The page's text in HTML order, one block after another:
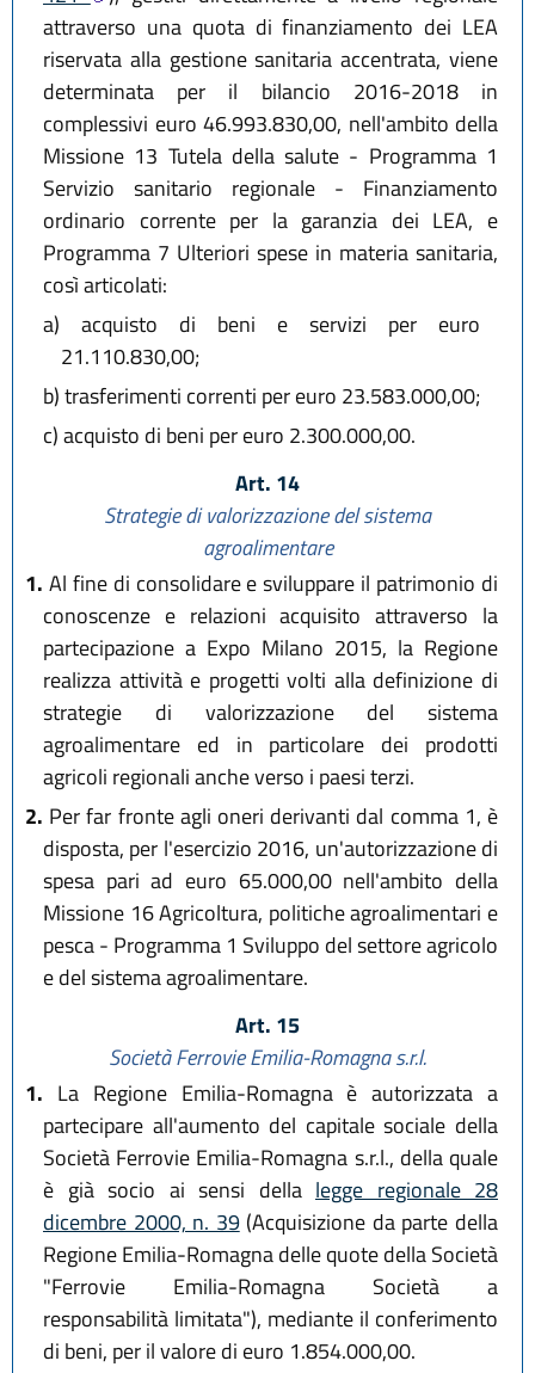
attraverso una quota di finanziamento dei LEA
riservata alla gestione sanitaria accentrata, viene
determinata per il bilancio 2016-2018 in
complessivi euro 46.993.830,00, nell'ambito della
Missione 13 Tutela della salute - Programma 1
Servizio sanitario regionale - Finanziamento
ordinario corrente per la garanzia dei LEA, e
Programma 7 Ulteriori spese in materia sanitaria,
così articolati:
a) acquisto di beni e servizi per euro
21.110.830,00;
b)trasferimenti correnti per euro 23.583.000,00;
c)acquisto di beni per euro 2.300.000,00.
Art. 14
Strategie di valorizzazione del sistema
agroalimentare
1. Al fine di consolidare e sviluppare il patrimonio di
conoscenze e relazioni acquisito attraverso la
partecipazione a Expo Milano 2015, la Regione
realizza attività e progetti volti alla definizione di
strategie di valorizzazione del sistema
agroalimentare ed in particolare dei prodotti
agricoli regionali anche verso i paesi terzi.
2. Per far fronte agli oneri derivanti dal comma 1, è
disposta, per l'esercizio 2016, un'autorizzazione di
spesa pari ad euro 65.000,00 nell'ambito della
Missione 16 Agricoltura, politiche agroalimentari e
pesca - Programma 1 Sviluppo del settore agricolo
e del sistema agroalimentare.
Art. 15
Società Ferrovie Emilia-Romagna s.r.l.
1. La Regione Emilia-Romagna è autorizzata a
partecipare all'aumento del capitale sociale della
Società Ferrovie Emilia-Romagna s.r.l., della quale
è già socio ai sensi della legge regionale 28
dicembre 2000, n. 39(Acquisizione da parte della
Regione Emilia-Romagna delle quote della Società
"Ferrovie Emilia-Romagna Società a
responsabilità limitata"), mediante il conferimento
di beni, per il valore di euro 1.854.000,00.